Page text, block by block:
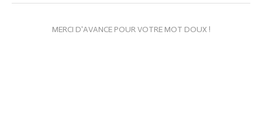
MERCI D'AVANCE POUR VOTRE MOT DOUX !